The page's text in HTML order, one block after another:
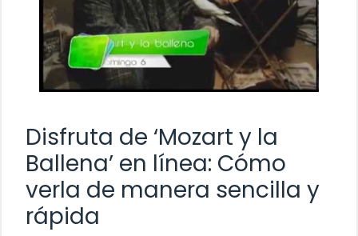
Disfruta de ‘Mozart y la
Ballena’ en línea: Cómo
verla de manera sencilla y
rápida